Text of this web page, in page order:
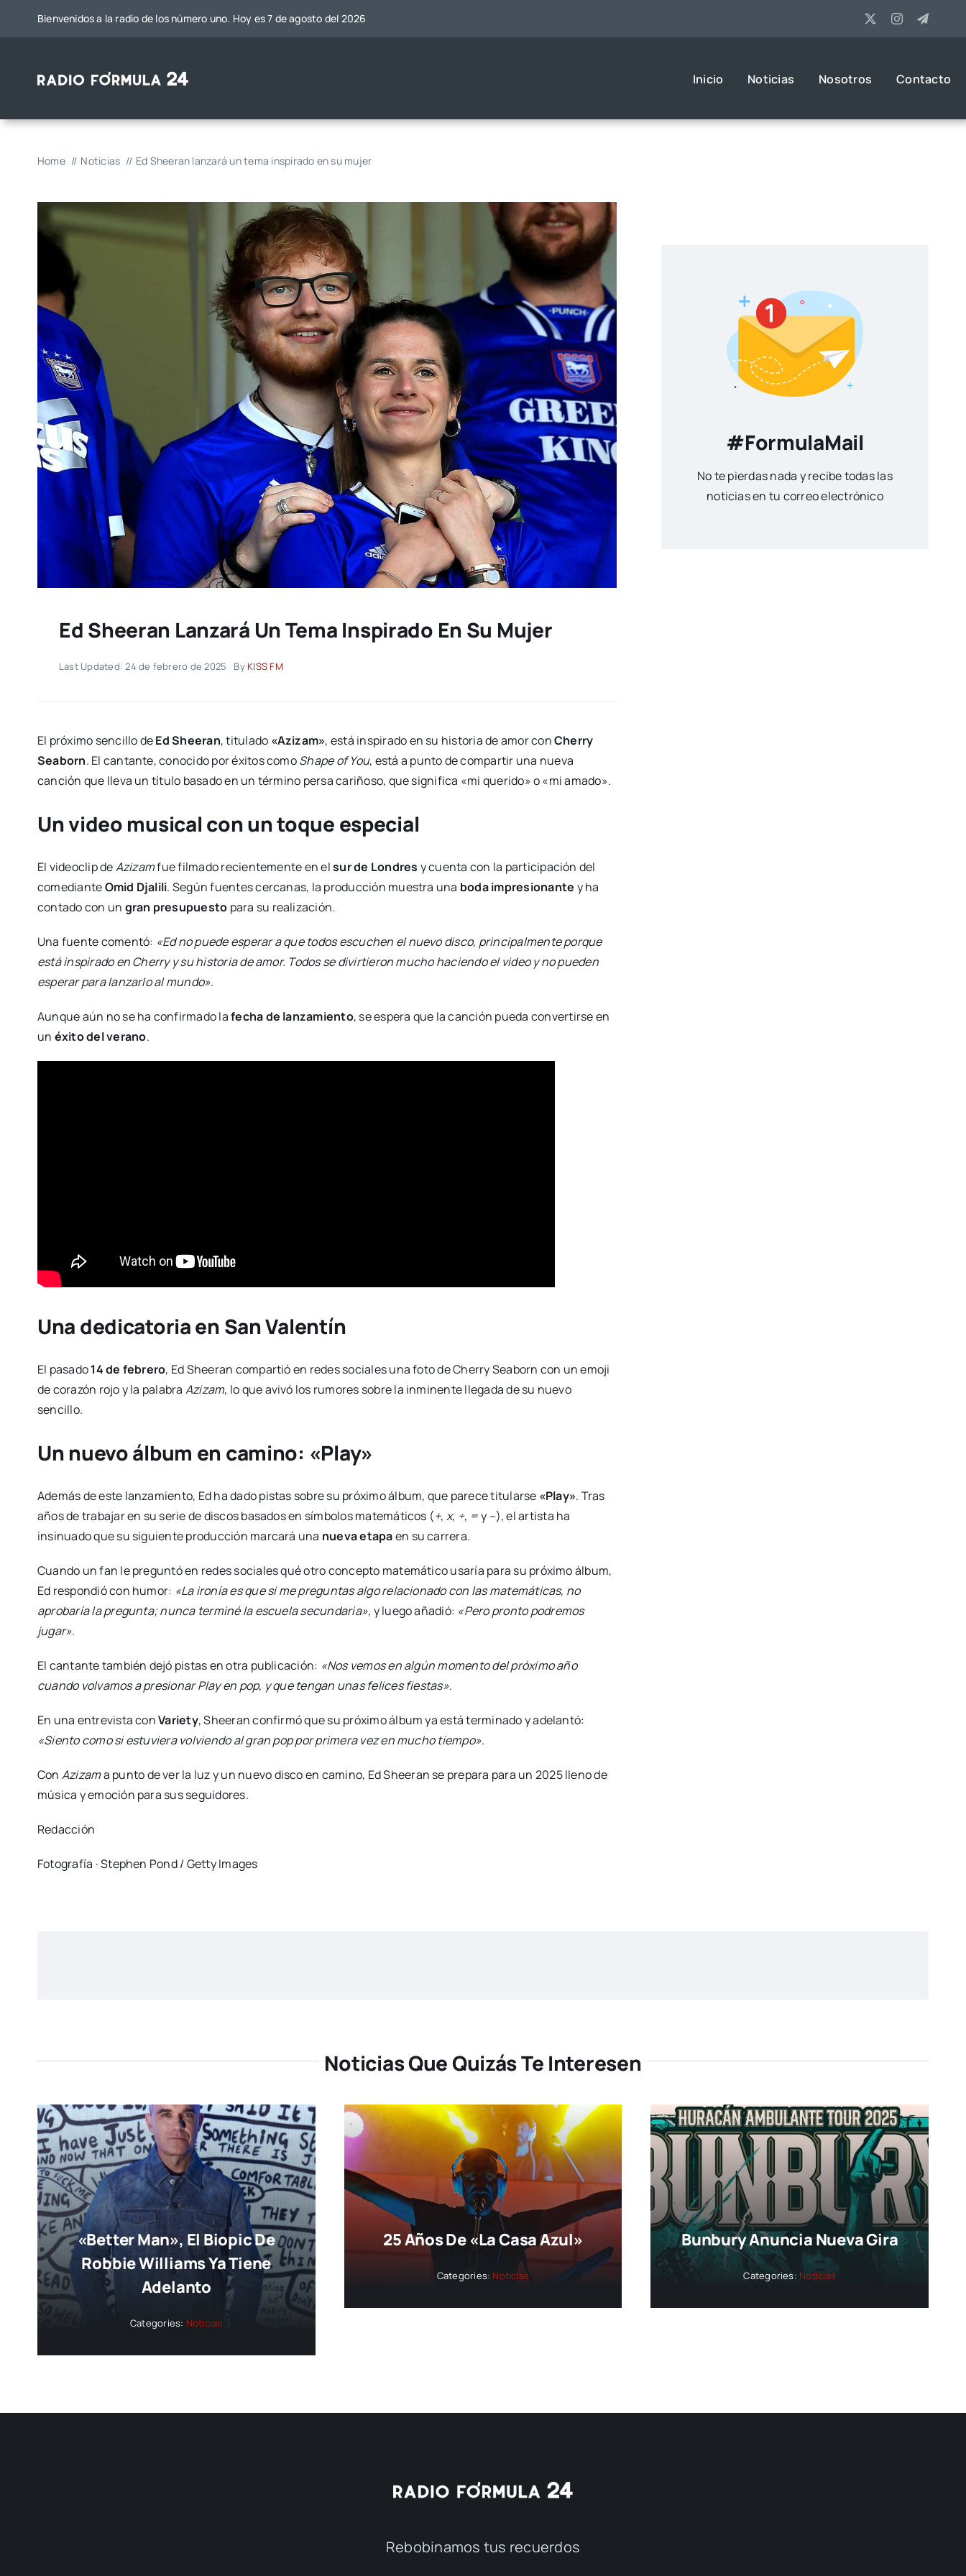
Bienvenidos a la radio de los número uno. Hoy es 7 de agosto del 2026
Inicio Noticias Nosotros Contacto
Home Noticias Ed Sheeran lanzará un tema inspirado en su mujer
Ed Sheeran Lanzará Un Tema Inspirado En Su Mujer
Last Updated: 24 de febrero de 2025 By KISS FM
El próximo sencillo deEd Sheeran, titulado «Azizam», está inspirado en su historia de amor conCherry
Seaborn. El cantante, conocido por éxitos comoShape of You, está a punto de compartir una nueva
canción que lleva un título basado en un término persa cariñoso, que significa «mi querido» o «mi amado».
Un video musical con un toque especial
El videoclip deAzizamfue filmado recientemente en elsur de Londres y cuenta con la participación del
comedianteOmid Djalili. Según fuentes cercanas, la producción muestra una boda impresionante y ha
contado con un gran presupuesto para su realización.
Una fuente comentó: «Ed no puede esperar a que todos escuchen el nuevo disco, principalmente porque
está inspirado en Cherry y su historia de amor. Todos se divirtieron mucho haciendo el video y no pueden
esperar para lanzarlo al mundo».
Aunque aún no se ha confirmado lafecha de lanzamiento, se espera que la canción pueda convertirse en
un éxito del verano.
Una dedicatoria en San Valentín
El pasado14 de febrero, Ed Sheeran compartió en redes sociales una foto de Cherry Seaborn con un emoji
de corazón rojo y la palabra Azizam, lo que avivó los rumores sobre la inminente llegada de su nuevo
sencillo.
Un nuevo álbum en camino: «Play»
Además de este lanzamiento, Ed ha dado pistas sobre su próximo álbum, que parece titularse «Play». Tras
años de trabajar en su serie de discos basados en símbolos matemáticos (+, x, ÷, =y –), el artista ha
insinuado que su siguiente producción marcará una nueva etapaen su carrera.
Cuando un fan le preguntó en redes sociales qué otro concepto matemático usaría para su próximo álbum,
Ed respondió con humor: «La ironía es que si me preguntas algo relacionado con las matemáticas, no
aprobaría la pregunta; nunca terminé la escuela secundaria», y luego añadió: «Pero pronto podremos
jugar».
El cantante también dejó pistas en otra publicación: «Nos vemos en algún momento del próximo año
cuando volvamos a presionar Play en pop, y que tengan unas felices fiestas».
En una entrevista conVariety, Sheeran confirmó que su próximo álbum ya está terminado y adelantó:
«Siento como si estuviera volviendo al gran pop por primera vez en mucho tiempo».
Con Azizama punto de ver la luz y un nuevo disco en camino, Ed Sheeran se prepara para un 2025 lleno de
música y emoción para sus seguidores.
Redacción
Fotografía · Stephen Pond / Getty Images
#FormulaMail
No te pierdas nada y recibe todas las
noticias en tu correo electrónico
Noticias Que Quizás Te Interesen
«Better Man», El Biopic De
Robbie Williams Ya Tiene
Adelanto
Categories: Noticias
25 Años De «La Casa Azul»
Categories: Noticias
Bunbury Anuncia Nueva Gira
Categories: Noticias
Rebobinamos tus recuerdos